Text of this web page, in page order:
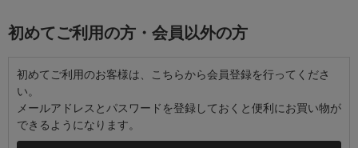
初めてご利用の方・会員以外の方
初めてご利用のお客様は、こちらから会員登録を行ってくださ
い。
メールアドレスとパスワードを登録しておくと便利にお買い物が
できるようになります。